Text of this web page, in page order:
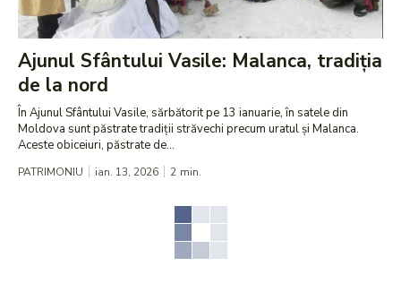
Ajunul Sfântului Vasile: Malanca, tradiția
de la nord
În Ajunul Sfântului Vasile, sărbătorit pe 13 ianuarie, în satele din
Moldova sunt păstrate tradiții străvechi precum uratul și Malanca.
Aceste obiceiuri, păstrate de...
PATRIMONIU ian. 13, 2026 2 min.